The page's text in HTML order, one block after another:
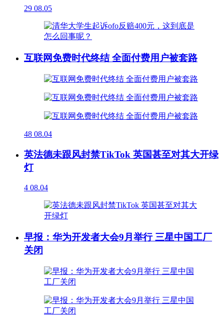
29 08.05
互联网免费时代终结 全面付费用户被套路
48 08.04
英法德未跟风封禁TikTok 英国甚至对其大开绿
灯
4 08.04
早报：华为开发者大会9月举行 三星中国工厂
关闭